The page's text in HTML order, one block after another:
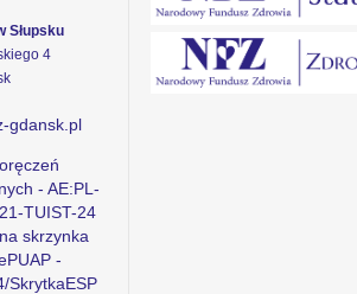
Słupsku
4
gdansk.pl
- AE:PL-
TUIST-24
skrzynka
-
SkrytkaESP